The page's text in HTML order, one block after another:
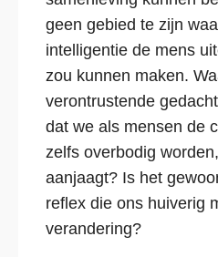
geen gebied te zijn
intelligentie de mens
zou kunnen maken.
verontrustende
dat we als mensen de
zelfs overbodig
aanjaagt? Is het
reflex die ons huiverig
verandering?